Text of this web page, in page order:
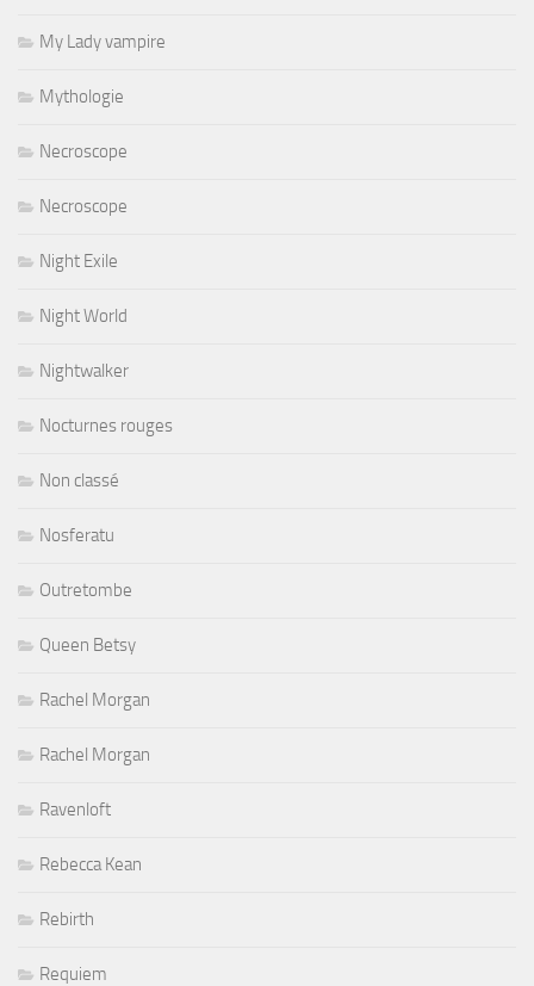
My Lady vampire
Mythologie
Necroscope
Necroscope
Night Exile
Night World
Nightwalker
Nocturnes rouges
Non classé
Nosferatu
Outretombe
Queen Betsy
Rachel Morgan
Rachel Morgan
Ravenloft
Rebecca Kean
Rebirth
Requiem